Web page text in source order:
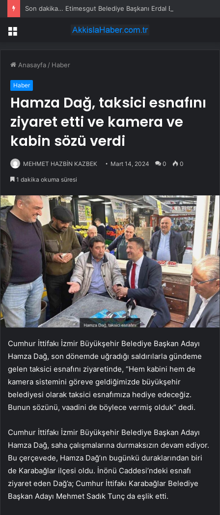
Menü
Anasayfa / Haber
Haber
Hamza Dağ, taksici esnafını
ziyaret etti ve kamera ve
kabin sözü verdi
MEHMET HAZBİN KAZBEK Mart 14, 2024 0 0
1 dakika okuma süresi
Cumhur İttifakı İzmir Büyükşehir Belediye Başkan Adayı
Hamza Dağ, son dönemde uğradığı saldırılarla gündeme
gelen taksici esnafını ziyaretinde, “Hem kabini hem de
kamera sistemini göreve geldiğimizde büyükşehir
belediyesi olarak taksici esnafımıza hediye edeceğiz.
Bunun sözünü, vaadini de böylece vermiş olduk” dedi.
Cumhur İttifakı İzmir Büyükşehir Belediye Başkan Adayı
Hamza Dağ, saha çalışmalarına durmaksızın devam ediyor.
Bu çerçevede, Hamza Dağ’ın bugünkü duraklarından biri
de Karabağlar ilçesi oldu. İnönü Caddesi’ndeki esnafı
ziyaret eden Dağ’a; Cumhur İttifakı Karabağlar Belediye
Başkan Adayı Mehmet Sadık Tunç da eşlik etti.